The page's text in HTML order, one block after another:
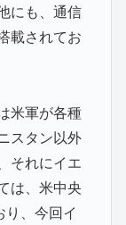
にも、通信
載されてお
米軍が各種
スタン以外
それにイエ
は、米中央
、今回イ